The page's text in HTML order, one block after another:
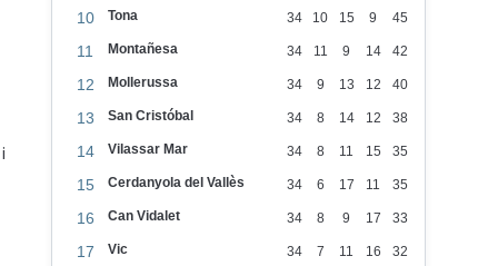
10 Tona 34 10 15 9 45
11 Montañesa 34 11 9 14 42
12 Mollerussa 34 9 13 12 40
13 San Cristóbal 34 8 14 12 38
14 Vilassar Mar 34 8 11 15 35
15 Cerdanyola del Vallès 34 6 17 11 35
16 Can Vidalet 34 8 9 17 33
17 Vic 34 7 11 16 32